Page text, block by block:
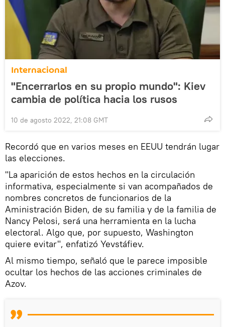
Internacional
"Encerrarlos en su propio mundo": Kiev
cambia de política hacia los rusos
10 de agosto 2022, 21:08 GMT
Recordó que en varios meses en EEUU tendrán lugar
las elecciones.
"La aparición de estos hechos en la circulación
informativa, especialmente si van acompañados de
nombres concretos de funcionarios de la
Aministración Biden, de su familia y de la familia de
Nancy Pelosi, será una herramienta en la lucha
electoral. Algo que, por supuesto, Washington
quiere evitar", enfatizó Yevstáfiev.
Al mismo tiempo, señaló que le parece imposible
ocultar los hechos de las acciones criminales de
Azov.